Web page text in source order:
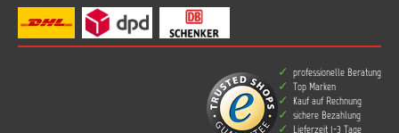
professionelle Beratung
Top Marken
Kauf auf Rechnung
sichere Bezahlung
Lieferzeit 1-3 Tage